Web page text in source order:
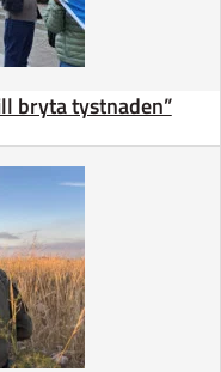
bryta tystnaden”